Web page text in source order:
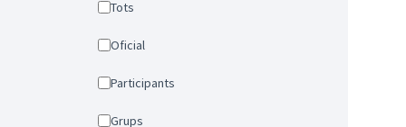
Tots
Oficial
Participants
Grups